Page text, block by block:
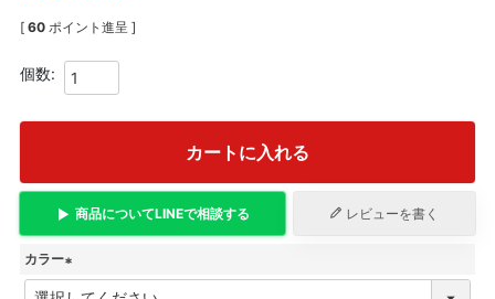
[ 60 ポイント進呈 ]
カートに入れる
商品についてLINEで相談する レビューを書く
カラー
(